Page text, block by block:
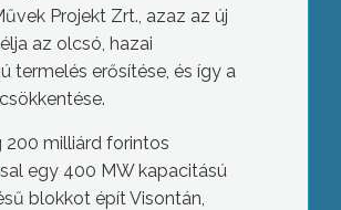
Projekt Zrt., azaz az új
az olcsó, hazai
termelés erősítése, és így a
200 milliárd forintos
egy 400 MW kapacitású
blokkot épít Visontán,